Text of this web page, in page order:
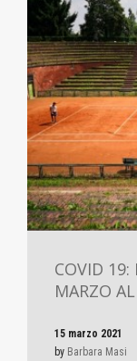
COVID
MARZO
15 marzo 2021
by Barbara Masi